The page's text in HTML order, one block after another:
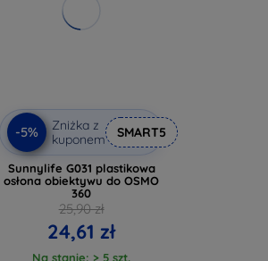
-5%
Zniżka z
kuponem
SMART5
Sunnylife G031 plastikowa
osłona obiektywu do OSMO
360
25,90 zł
24,61 zł
Na stanie: > 5 szt.